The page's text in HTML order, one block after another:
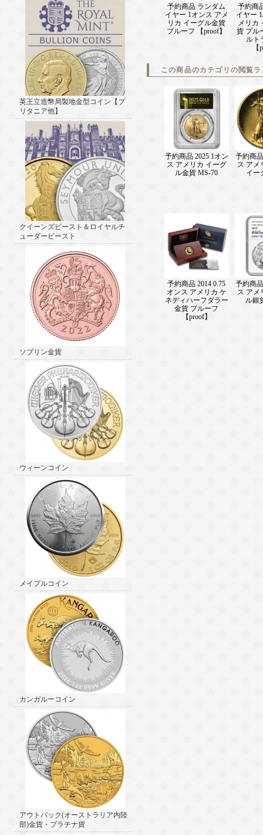
英王立造幣局製地金型コイン【ブ
リタニア他】
クイーンズビースト＆ロイヤルチ
ューダービースト
ソブリン金貨
ウィーンコイン
メイプルコイン
カンガルーコイン
アウトバック(オーストラリア内陸
部)金貨・プラチナ貨
予約商品 ランダム
イヤー 1オンス アメ
リカ イーグル金貨
プルーフ 【proof】
予約商
イヤー
メリカ
貨 プル
ルト
この商品のカテゴリの閲覧
予約商品 2025 1オン
ス アメリカ イーグ
ル金貨 MS-70
予約商
ス アメ
イー
予約商品 2014 0.75
オンス アメリカ ケ
ネディハーフダラー
金貨 プルーフ
【proof】
予約商
ス アメ
ル銀